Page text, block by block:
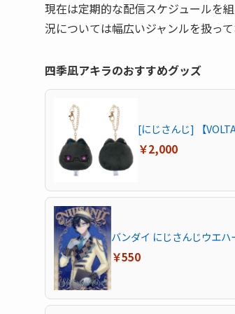
現在は定期的な配信スケジュールを
況については幅広いジャンルを扱っ
四季凪アキラのおすすめグッズ
[にじさんじ] 【
￥2,000
バンダイ にじさんじウエ
￥550